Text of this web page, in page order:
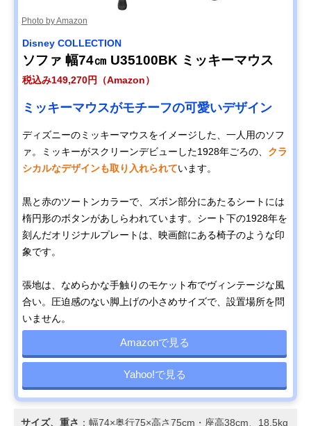
Photo by Amazon
Disney COLLECTION
ソファ 幅74㎝ U35100BK ミッキーマウス
税込み149,270円（Amazon）
ミッキーマウスがモチーフの可愛いデザイン
ディズニーのミッキーマウスをイメージした、一人用のソフ
ァ。ミッキーがスクリーンデビューした1928年ごろの、 クラ
シカルなデザインも取り入れられています。
黒と赤のツートンカラーで、ズボン部分にあたるシートには
楕円形のボタンがあしらわれています。シート下の1928年を
刻んだオリジナルプレートは、映画館にある椅子のような印
象です。
張地は、なめらかな手触りのモケット布でヴィンテージな風
合い。圧迫感のない脚上げの小さめサイズで、設置場所を問
いません。
Amazonで見る
Yahoo!で見る
サイズ、重さ ：幅74×奥行75×高さ75cm・座高38cm、18.5kg